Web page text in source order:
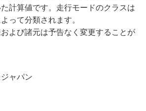
計算値です。走行モードのクラスは
って分類されます。
よび諸元は予告なく変更することが
ャパン